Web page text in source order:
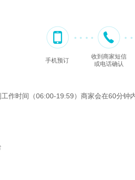
手机预订
收到商家短信
或电话确认
作时间（06:00-19:59）商家会在60分